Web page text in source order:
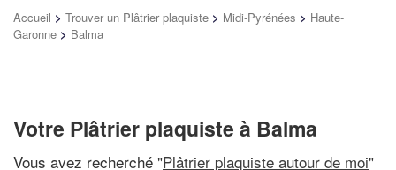
Accueil > Trouver un Plâtrier plaquiste > Midi-Pyrénées > Haute-
Garonne > Balma
Votre Plâtrier plaquiste à Balma
Vous avez recherché "Plâtrier plaquiste autour de moi"